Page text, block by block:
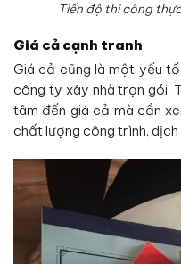
Tiến độ thi công
Giá cả cạnh tranh
Giá cả cũng là một yếu
công ty xây nhà trọn gói.
tâm đến giá cả mà cần
chất lượng công trình,